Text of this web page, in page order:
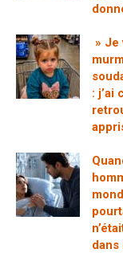
» Je
: j’ai
dans